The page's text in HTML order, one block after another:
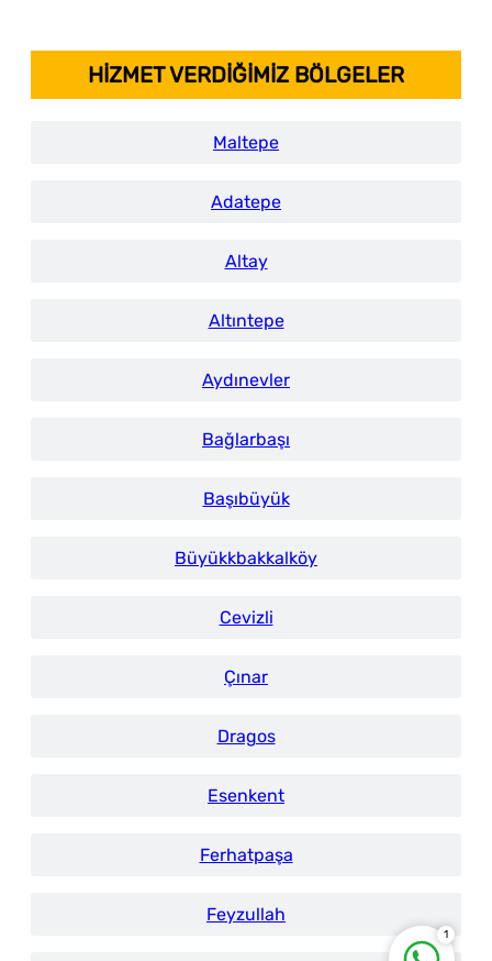
HİZMET VERDİĞİMİZ BÖLGELER
Maltepe
Adatepe
Altay
Altıntepe
Aydınevler
Bağlarbaşı
Başıbüyük
Büyükkbakkalköy
Cevizli
Çınar
Dragos
Esenkent
Ferhatpaşa
Feyzullah
1